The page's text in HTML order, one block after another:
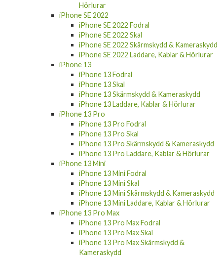
Hörlurar
iPhone SE 2022
iPhone SE 2022 Fodral
iPhone SE 2022 Skal
iPhone SE 2022 Skärmskydd & Kameraskydd
iPhone SE 2022 Laddare, Kablar & Hörlurar
iPhone 13
iPhone 13 Fodral
iPhone 13 Skal
iPhone 13 Skärmskydd & Kameraskydd
iPhone 13 Laddare, Kablar & Hörlurar
iPhone 13 Pro
iPhone 13 Pro Fodral
iPhone 13 Pro Skal
iPhone 13 Pro Skärmskydd & Kameraskydd
iPhone 13 Pro Laddare, Kablar & Hörlurar
iPhone 13 Mini
iPhone 13 Mini Fodral
iPhone 13 Mini Skal
iPhone 13 Mini Skärmskydd & Kameraskydd
iPhone 13 Mini Laddare, Kablar & Hörlurar
iPhone 13 Pro Max
iPhone 13 Pro Max Fodral
iPhone 13 Pro Max Skal
iPhone 13 Pro Max Skärmskydd &
Kameraskydd